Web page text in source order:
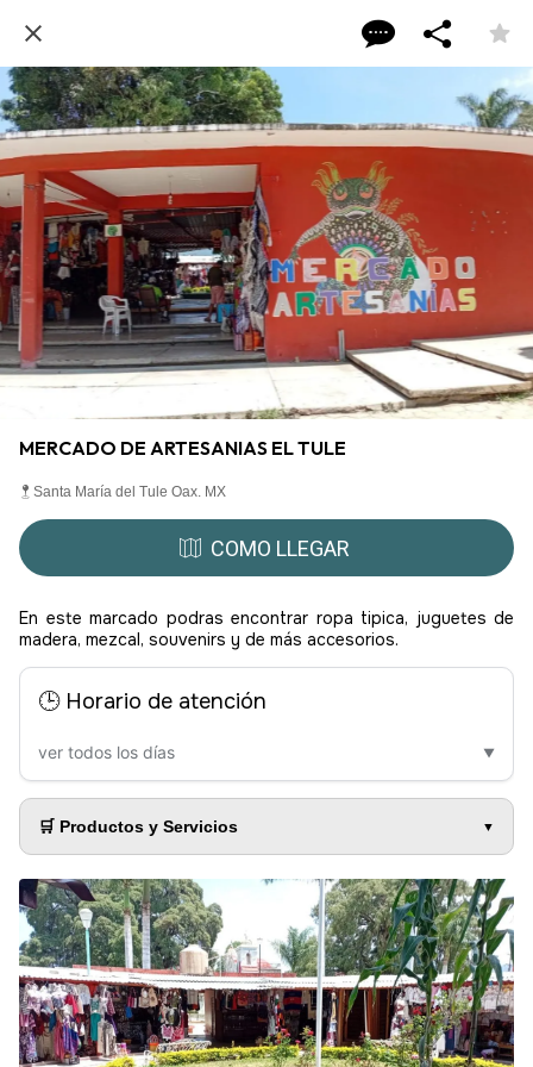
MERCADO DE ARTESANIAS EL TULE
Santa María del Tule Oax. MX
COMO LLEGAR
En este marcado podras encontrar ropa tipica, juguetes de
madera, mezcal, souvenirs y de más accesorios.
🕒 Horario de atención
ver todos los días ▼
🛒 Productos y Servicios